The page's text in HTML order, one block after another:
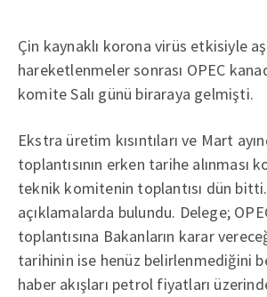
Çin kaynaklı korona virüs etkisiyle
hareketlenmeler sonrası OPEC
komite Salı günü biraraya gelmişti.
Ekstra üretim kısıntıları ve Mart
toplantısının erken tarihe alınması
teknik komitenin toplantısı dün
açıklamalarda bulundu. Delege;
toplantısına Bakanların karar
tarihinin ise henüz belirlenmediğini
haber akışları petrol fiyatları